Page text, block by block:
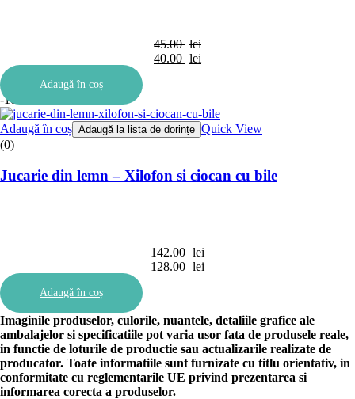
45.00 lei
Prețul
45.00 lei.
40.00 lei
40.00 lei.
Adaugă în coș
-10%
Adaugă în coș Adaugă la lista de dorințe Quick View
(0)
Jucarie din lemn – Xilofon si ciocan cu bile
142.00 lei
Prețul
142.00 lei.
128.00 lei
128.00 lei.
Adaugă în coș
Imaginile produselor, culorile, nuantele, detaliile grafice ale
ambalajelor si specificatiile pot varia usor fata de produsele reale,
in functie de loturile de productie sau actualizarile realizate de
producator. Toate informatiile sunt furnizate cu titlu orientativ, in
conformitate cu reglementarile UE privind prezentarea si
informarea corecta a produselor.